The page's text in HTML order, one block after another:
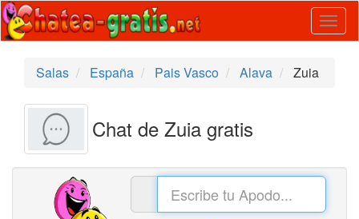
Salas
España Pais Vasco Alava Zuia
Chat de Zuia gratis